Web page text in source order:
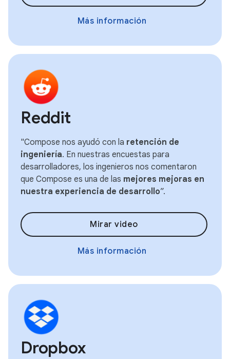
Más información
Reddit
"Compose nos ayudó con la retención de
ingeniería. En nuestras encuestas para
desarrolladores, los ingenieros nos comentaron
que Compose es una de las mejores mejoras en
nuestra experiencia de desarrollo”.
Mirar video
Más información
Dropbox